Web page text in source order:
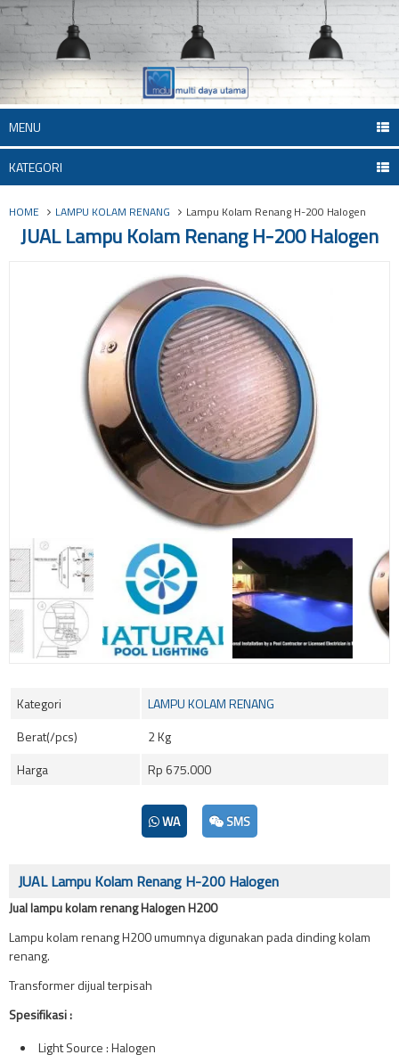
MENU
KATEGORI
HOME LAMPU KOLAM RENANG Lampu Kolam Renang H-200 Halogen
JUAL Lampu Kolam Renang H-200 Halogen
Kategori
LAMPU KOLAM RENANG
Berat(/pcs)
2 Kg
Harga
Rp 675.000
WA SMS
JUAL Lampu Kolam Renang H-200 Halogen
Jual lampu kolam renang Halogen H200
Lampu kolam renang H200 umumnya digunakan pada dinding kolam
renang.
Transformer dijual terpisah
Spesifikasi :
Light Source : Halogen